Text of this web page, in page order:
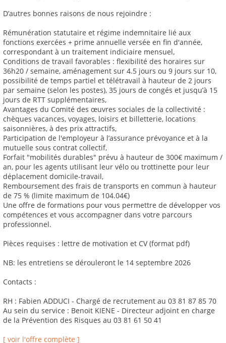
D’autres bonnes raisons de nous rejoindre :
Rémunération statutaire et régime indemnitaire lié aux
fonctions exercées + prime annuelle versée en fin d'année,
correspondant à un traitement indiciaire mensuel,
Conditions de travail favorables : flexibilité des horaires sur
36h20 / semaine, aménagement sur 4.5 jours ou 9 jours sur 10,
possibilité de temps partiel et télétravail à hauteur de 2 jours
par semaine (selon les postes), 35 jours de congés et jusqu’à 15
jours de RTT supplémentaires,
Avantages du Comité des œuvres sociales de la collectivité :
chèques vacances, voyages, loisirs et billetterie, locations
saisonnières, à des prix attractifs,
Participation de l'employeur à l’assurance prévoyance et à la
mutuelle sous contrat collectif,
Forfait "mobilités durables" prévu à hauteur de 300€ maximum /
an, pour les agents utilisant leur vélo ou trottinette pour leur
déplacement domicile-travail,
Remboursement des frais de transports en commun à hauteur
de 75 % (limite maximum de 104.04€)
Une offre de formations pour vous permettre de développer vos
compétences et vous accompagner dans votre parcours
professionnel.
Pièces requises : lettre de motivation et CV (format pdf)
NB: les entretiens se dérouleront le 14 septembre 2026
Contacts :
RH : Fabien ADDUCI - Chargé de recrutement au 03 81 87 85 70
Au sein du service : Benoit KIENE - Directeur adjoint en charge
de la Prévention des Risques au 03 81 61 50 41
[ voir l'offre complète ]